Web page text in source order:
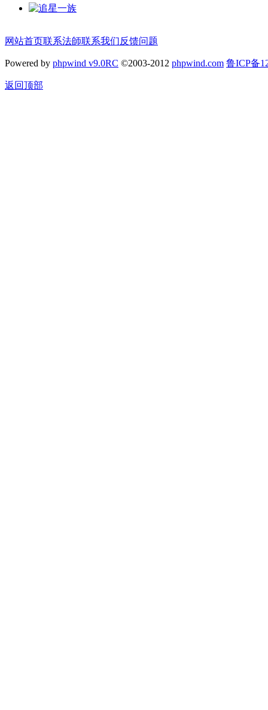
网站首页联系法師联系我们反馈问题
Powered by phpwind v9.0RC ©2003-2012 phpwind.com 鲁ICP备
返回顶部